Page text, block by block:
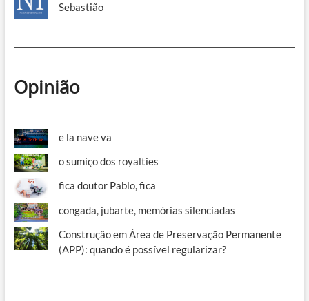
Sebastião
Opinião
e la nave va
o sumiço dos royalties
fica doutor Pablo, fica
congada, jubarte, memórias silenciadas
Construção em Área de Preservação Permanente
(APP): quando é possível regularizar?